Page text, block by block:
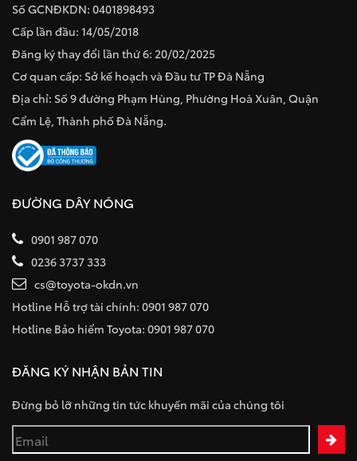
Số GCNĐKDN: 0401898493
Cấp lần đầu: 14/05/2018
Đăng ký thay đổi lần thứ 6: 20/02/2025
Cơ quan cấp: Sở kế hoạch và Đầu tư TP Đà Nẵng
Địa chỉ: Số 9 đường Phạm Hùng, Phường Hoà Xuân, Quận
Cẩm Lệ, Thành phố Đà Nẵng.
ĐƯỜNG DÂY NÓNG
0901 987 070
0236 3737 333
cs@toyota-okdn.vn
Hotline Hỗ trợ tài chính: 0901 987 070
Hotline Bảo hiểm Toyota: 0901 987 070
ĐĂNG KÝ NHẬN BẢN TIN
Đừng bỏ lỡ những tin tức khuyến mãi của chúng tôi